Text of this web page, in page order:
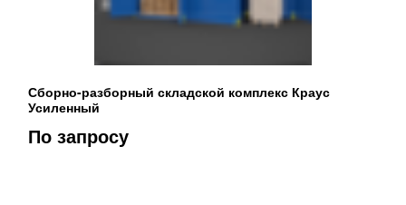
Сборно-разборный складской комплекс Краус
Усиленный
По запросу